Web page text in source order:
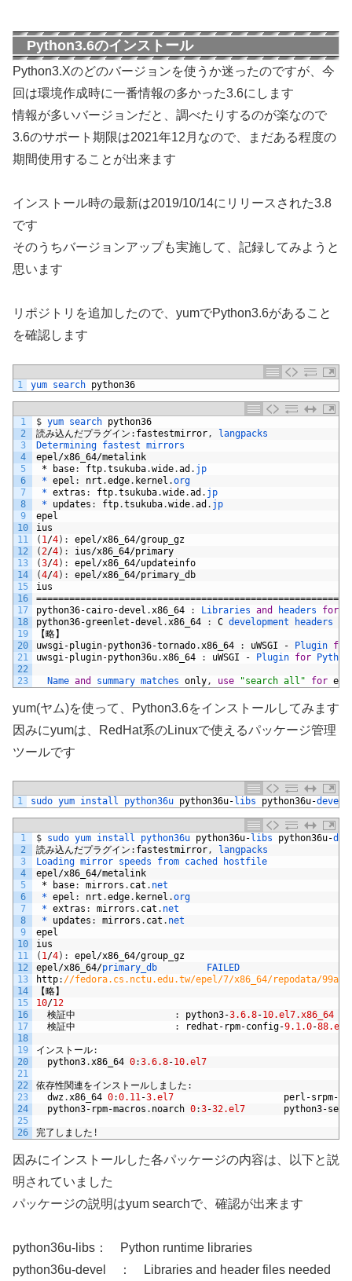
Python3.6のインストール
Python3.Xのどのバージョンを使うか迷ったのですが、今
回は環境作成時に一番情報の多かった3.6にします
情報が多いバージョンだと、調べたりするのが楽なので
3.6のサポート期限は2021年12月なので、まだある程度の
期間使用することが出来ます
インストール時の最新は2019/10/14にリリースされた3.8
です
そのうちバージョンアップも実施して、記録してみようと
思います
リポジトリを追加したので、yumでPython3.6があること
を確認します
1 yum search python36
1
2
3
4
5
6
7
8
9
10
11
12
13
14
15
16
17
18
19
20
21
22
23
$ yum search python36
読み込んだプラグイン : fastestmirror,
langpacks
Determining fastest mirrors
epel/x86_64/metalink
*
base: ftp.tsukuba.wide.ad . jp
* epel : nrt .edge. kernel .org
* extras : ftp.tsukuba.wide.ad . jp
*
updates : ftp.tsukuba.wide.ad . jp
epel
ius
( 1/4) : epel/x86_64/group_gz
(2/4) : ius/x86_64/primary
(3/4) : epel/x86_64/updateinfo
(4/4) : epel/x86_64/primary_db
ius
python36-cairo-devel .x86_64 : Libraries and headers for
python36-greenlet -devel .x86_64 : C development headers
【略】
uwsgi-plugin-python36-tornado.x86_64 : uWSGI - Plugin for
uwsgi-plugin-python36u.x86_64 : uWSGI - Plugin for
Name and summary matches only, use "search all" for
yum(ヤム)を使って、Python3.6をインストールしてみます
因みにyumは、RedHat系のLinuxで使えるパッケージ管理
ツールです
1 sudo yum install python36u python36u- libs python36u-devel
1
2
3
4
5
6
7
8
9
10
11
12
13
14
15
16
17
18
19
20
21
22
23
24
25
26
$ sudo yum install python36u python36u- libs python36u-
読み込んだプラグイン : fastestmirror,
langpacks
Loading mirror speeds from cached
hostfile
epel/x86_64/metalink
*
base: mirrors . cat . net
* epel : nrt .edge. kernel .org
* extras : mirrors . cat . net
*
updates : mirrors . cat . net
epel
ius
( 1/4) : epel/x86_64/group_gz
epel/x86_64/primary_db
FAILED
http: //fedora.cs.nctu.edu.tw/epel/7/x86_64/repodata/
【略】
10/12
検証中
: python3-3.6.8-10.el7.x86_64
検証中
: redhat - rpm-config-9.1.0-
インストール:
python3.x86_64 0:3.6.8-10.el7
依存性関連をインストールしました :
dwz.x86_64 0:0.11-3.el7 perl -srpm-
python3- rpm-macros . noarch 0:3-32.el7 python3-
完了しました !
因みにインストールした各パッケージの内容は、以下と説
明されていました
パッケージの説明はyum searchで、確認が出来ます
python36u-libs： Python runtime libraries
python36u-devel ： Libraries and header files needed